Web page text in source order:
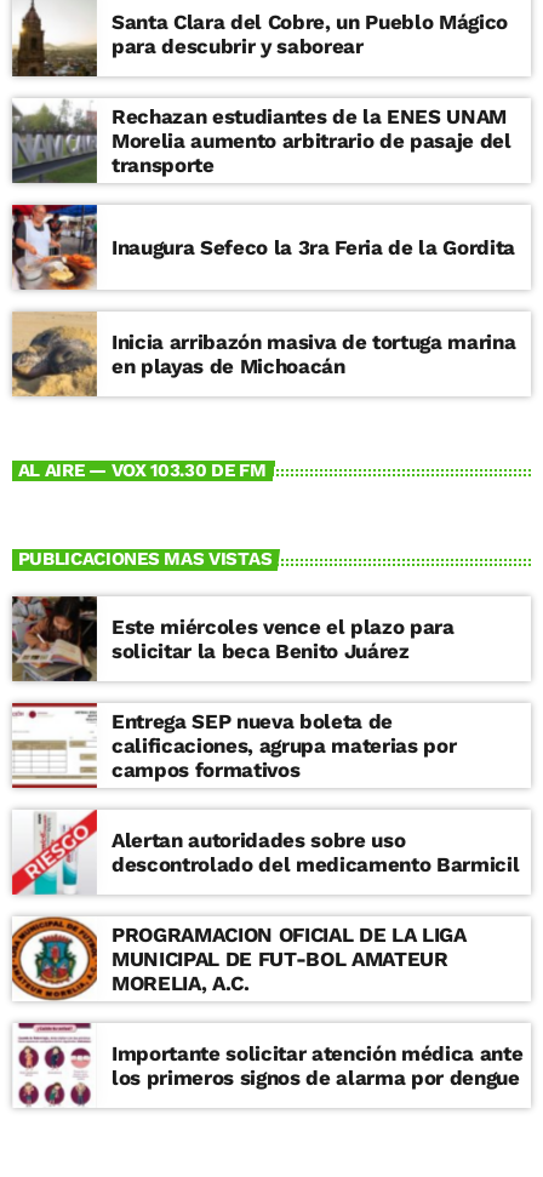
Santa Clara del Cobre, un Pueblo Mágico
para descubrir y saborear
Rechazan estudiantes de la ENES UNAM
Morelia aumento arbitrario de pasaje del
transporte
Inaugura Sefeco la 3ra Feria de la Gordita
Inicia arribazón masiva de tortuga marina
en playas de Michoacán
AL AIRE — VOX 103.30 DE FM
PUBLICACIONES MAS VISTAS
Este miércoles vence el plazo para
solicitar la beca Benito Juárez
Entrega SEP nueva boleta de
calificaciones, agrupa materias por
campos formativos
Alertan autoridades sobre uso
descontrolado del medicamento Barmicil
PROGRAMACION OFICIAL DE LA LIGA
MUNICIPAL DE FUT-BOL AMATEUR
MORELIA, A.C.
Importante solicitar atención médica ante
los primeros signos de alarma por dengue